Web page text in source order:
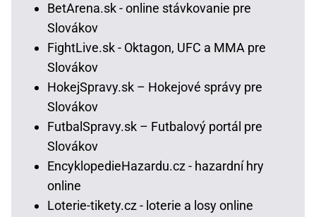
BetArena.sk - online stávkovanie pre
Slovákov
FightLive.sk - Oktagon, UFC a MMA pre
Slovákov
HokejSpravy.sk – Hokejové správy pre
Slovákov
FutbalSpravy.sk – Futbalový portál pre
Slovákov
EncyklopedieHazardu.cz - hazardní hry
online
Loterie-tikety.cz - loterie a losy online